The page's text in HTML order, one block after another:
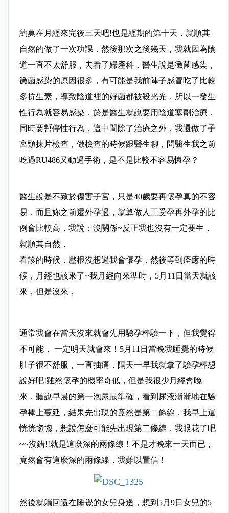
約莫在月經來完後三天吧!也是經期的第十天，就順其
自然的做了一次功課，然後那次之後幾天，我就因為陰
道一直不太舒服，去看了婦產科，醫生說是黴菌感染，
黴菌感染的原因很多，有可能是我前陣子感冒吃了比較
多抗生素，導致陰道裡的好菌都被殺光光，所以一發生
性行為就容易感染，於是醫生就說要用陰道塞劑治療，
同時要暫停性行為，這中間除了治療之外，我還做了子
宮頸抹片檢查，做檢查的時候跟醫生聊，問醫生我之前
吃過RU486又動過手術，是不是比較不容易懷孕？
醫生說是不致於傷害子宮，只是40歲要再懷孕真的不容
易，而且妳之前還外孕過，就算做人工受孕再外孕的比
例會比較高，我說：沒關係~反正我也沒有一定要生，
就順其自然，
看診的時候，壓根沒想過我會懷孕，然後等到痊癒的時
候，月經也該來了~我月經向來準時，5月11日當天就該
來，但是沒來，
通常我會在當天沒來就會先用驗孕棒驗一下，但我覺得
不可能， 一定明天就會來！5月11日當晚我睡覺的時候
肚子很不舒服，一直抽痛，隔天一早我就拿了驗孕棒想
說好吧!雖然懷孕的機率奇低，但是我很少月經會晚
來，聽說早晨的第一泡尿最準確，看到尿液漸漸地在驗
孕棒上蔓延，結果先出現的竟然是第二條線，我早上還
恍恍惚惚，想說怎麼可能先出現第二條線，我眼花了吧
~~沒錯!!就是這麼深的兩條線！不是才晚來一天而已，
竟然會有這麼深的兩條線，我難以置信！
然後就躺回還在睡覺的女兒身邊，想到5月9日女兒的5